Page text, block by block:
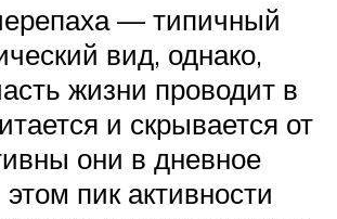
— типичный
вид, однако,
жизни проводит в
и скрывается от
они в дневное
пик активности